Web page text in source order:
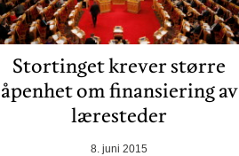
Stortinget krever større
åpenhet om finansiering av
læresteder
8. juni 2015